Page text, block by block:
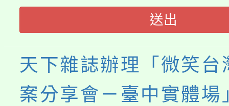
送出
天下雜誌辦理「微笑台
案分享會－臺中實體場